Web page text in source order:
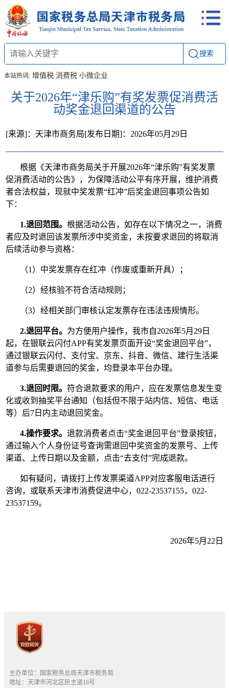
搜索
本站热词: 增值税 消费税 小微企业
关于2026年“津乐购”有奖发票促消费活
动奖金退回渠道的公告
[发布日期]：2026年05月29日
[来源]：天津市商务局
根据《天津市商务局关于开展2026年“津乐购”有奖发票
促消费活动的公告》，为保障活动公平有序开展，维护消费
者合法权益，现就中奖发票“红冲”后奖金退回事项公告如
下：
1.退回范围。根据活动公告，如存在以下情况之一，消费
者应及时退回该发票所涉中奖资金，未按要求退回的将取消
后续活动参与资格：
（1）中奖发票存在红冲（作废或重新开具）；
（2）经核验不符合活动规则；
（3）经相关部门审核认定发票存在违法违规情形。
2.退回平台。 为方便用户操作，我市自2026年5月29日
起，在银联云闪付APP有奖发票页面开设“奖金退回平台”，
通过银联云闪付、支付宝、京东、抖音、微信、建行生活渠
道参与后需要退回的奖金，均登录本平台办理。
3.退回时限。符合退款要求的用户，应在发票信息发生变
化或收到抽奖平台通知（包括但不限于站内信、短信、电话
等）后7日内主动退回奖金。
4.操作要求。退款消费者点击“奖金退回平台”登录按钮，
通过输入个人身份证号查询需退回中奖资金的发票号、上传
渠道、上传日期以及金额，点击“去支付”完成退款。
如有疑问，请拨打上传发票渠道APP对应客服电话进行
咨询，或联系天津市消费促进中心，022-23537155，022-
23537159。
2026年5月22日
主办单位：国家税务总局天津市税务局
地址：天津市河北区民主道16号